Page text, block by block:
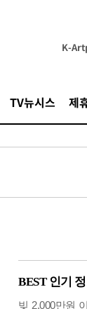
K-
TV뉴시스 제